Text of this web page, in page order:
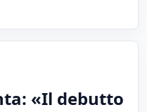
«Il debutto